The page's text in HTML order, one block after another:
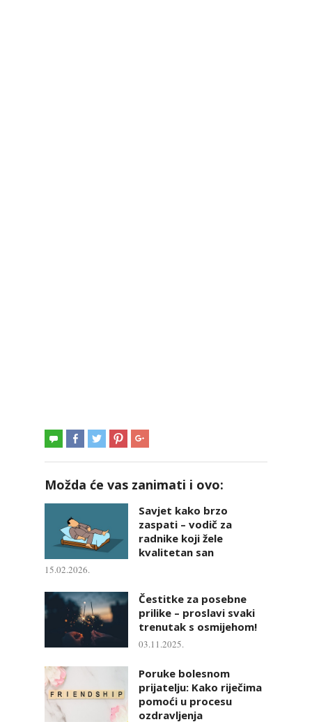
Možda će vas zanimati i ovo:
Savjet kako brzo
zaspati – vodič za
radnike koji žele
kvalitetan san
15.02.2026.
Čestitke za posebne
prilike – proslavi svaki
trenutak s osmijehom!
03.11.2025.
Poruke bolesnom
prijatelju: Kako riječima
pomoći u procesu
ozdravljenja